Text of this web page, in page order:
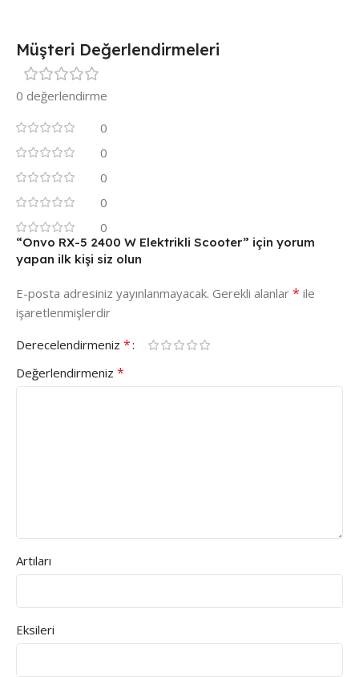
Müşteri Değerlendirmeleri
0 değerlendirme
0
0
0
0
0
“Onvo RX-5 2400 W Elektrikli Scooter” için yorum
yapan ilk kişi siz olun
E-posta adresiniz yayınlanmayacak. Gerekli alanlar * ile
işaretlenmişlerdir
Derecelendirmeniz *
Değerlendirmeniz *
Artıları
Eksileri